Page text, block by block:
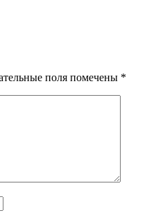
поля помечены *